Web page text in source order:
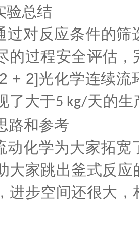
验总结
过对反应条件的筛
的过程安全评估
+ 2]光化学连续流
了大于5 kg/天的生
路和参考
动化学为大家拓宽
大家跳出釜式反
进步空间还很大